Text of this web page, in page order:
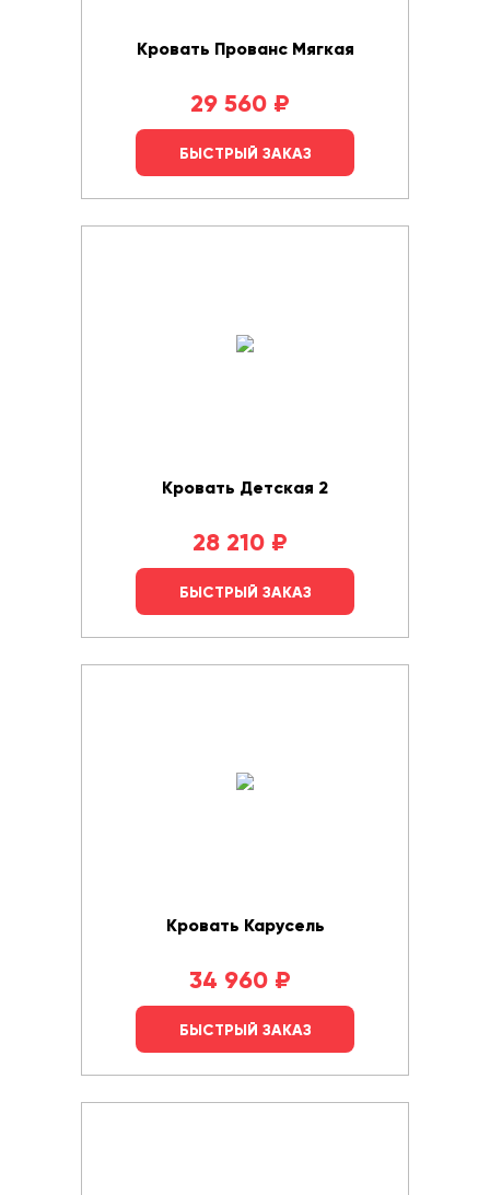
Кровать Прованс Мягкая
29 560 ₽
БЫСТРЫЙ ЗАКАЗ
Кровать Детская 2
28 210 ₽
БЫСТРЫЙ ЗАКАЗ
Кровать Карусель
34 960 ₽
БЫСТРЫЙ ЗАКАЗ